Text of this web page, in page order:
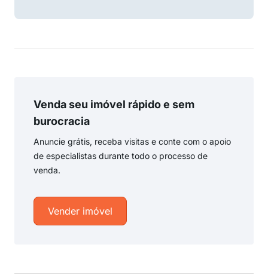
Venda seu imóvel rápido e sem
burocracia
Anuncie grátis, receba visitas e conte com o apoio
de especialistas durante todo o processo de
venda.
Vender imóvel